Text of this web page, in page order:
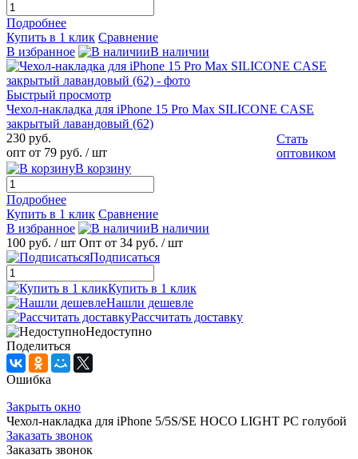
Подробнее
Купить в 1 клик Сравнение
В избранное
В наличии
Быстрый просмотр
Чехол-накладка для iPhone 15 Pro Max SILICONE CASE
закрытый лавандовый (62)
230 руб.
опт от 79 руб. / шт
Стать
оптовиком
В корзину
Подробнее
Купить в 1 клик Сравнение
В избранное
В наличии
100 руб. / шт Опт от 34 руб. / шт
Подписаться
Купить в 1 клик
Нашли дешевле
Рассчитать доставку
Недоступно
Поделиться
Ошибка
Закрыть окно
Чехол-накладка для iPhone 5/5S/SE HOCO LIGHT PC голубой
Заказать звонок
Заказать звонок